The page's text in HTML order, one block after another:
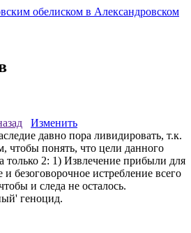
обелиском в Александровском
Изменить
давно пора ливидировать, т.к.
чтобы понять, что цели данного
только 2: 1) Извлечение прибыли для
безоговорочное истребление всего
и следа не осталось.
геноцид.